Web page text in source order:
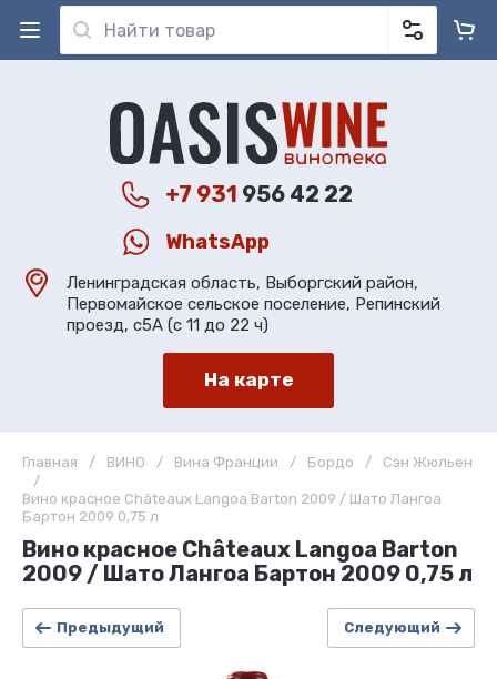
+7 931 956 42 22
WhatsApp
Ленинградская область, Выборгский район,
Первомайское сельское поселение, Репинский
проезд, с5А (с 11 до 22 ч)
На карте
Главная / ВИНО / Вина Франции / Бордо /
Сэн Жюльен
/
Вино красное Châteaux Langoa Barton 2009 / Шато Лангоа
Бартон 2009 0,75 л
Вино красное Châteaux Langoa Barton
2009 / Шато Лангоа Бартон 2009 0,75 л
Предыдущий Следующий